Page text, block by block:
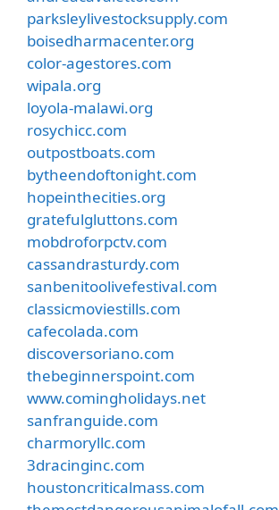
parksleylivestocksupply.com
boisedharmacenter.org
color-agestores.com
wipala.org
loyola-malawi.org
rosychicc.com
outpostboats.com
bytheendoftonight.com
hopeinthecities.org
gratefulgluttons.com
mobdroforpctv.com
cassandrasturdy.com
sanbenitoolivefestival.com
classicmoviestills.com
cafecolada.com
discoversoriano.com
thebeginnerspoint.com
www.comingholidays.net
sanfranguide.com
charmoryllc.com
3dracinginc.com
houstoncriticalmass.com